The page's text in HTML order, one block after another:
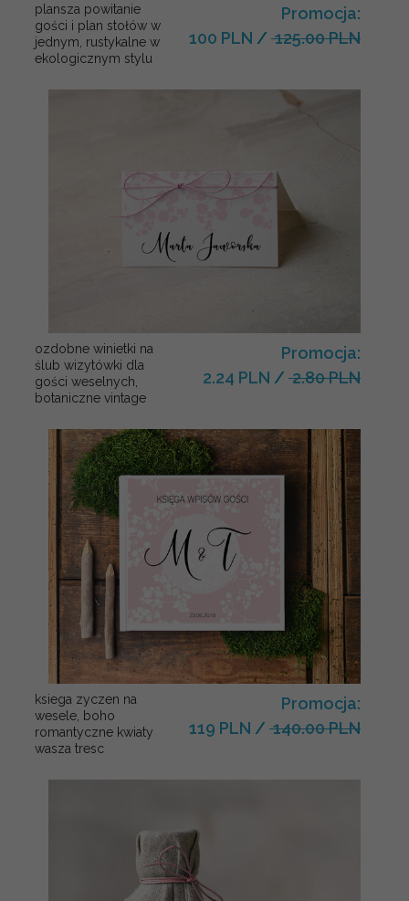
plansza powitanie
gości i plan stołów w
jednym, rustykalne w
ekologicznym stylu
Promocja:
100 PLN / 125.00 PLN
ozdobne winietki na
ślub wizytówki dla
gości weselnych,
botaniczne vintage
Promocja:
2.24 PLN / 2.80 PLN
ksiega zyczen na
wesele, boho
romantyczne kwiaty
wasza tresc
Promocja:
119 PLN / 140.00 PLN